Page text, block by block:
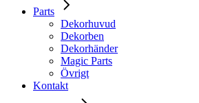
Parts
Dekorhuvud
Dekorben
Dekorhänder
Magic Parts
Övrigt
Kontakt